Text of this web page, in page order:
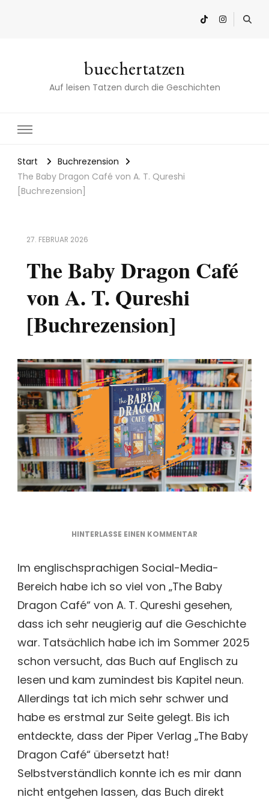
buechertatzen
Auf leisen Tatzen durch die Geschichten
Start
Buchrezension
The Baby Dragon Café von A. T. Qureshi
[Buchrezension]
27. FEBRUAR 2026
The Baby Dragon Café
von A. T. Qureshi
[Buchrezension]
HINTERLASSE EINEN KOMMENTAR
DRAGON
CAFÉ
A.
T.
[BUCHREZENSION]
Im englischsprachigen Social-Media-
Bereich habe ich so viel von „The Baby
Dragon Café“ von A. T. Qureshi gesehen,
dass ich sehr neugierig auf die Geschichte
war. Tatsächlich habe ich im Sommer 2025
schon versucht, das Buch auf Englisch zu
lesen und kam zumindest bis Kapitel neun.
Allerdings tat ich mich sehr schwer und
habe es erstmal zur Seite gelegt. Bis ich
entdeckte, dass der Piper Verlag „The Baby
Dragon Café“ übersetzt hat!
Selbstverständlich konnte ich es mir dann
nicht entgehen lassen, das Buch direkt